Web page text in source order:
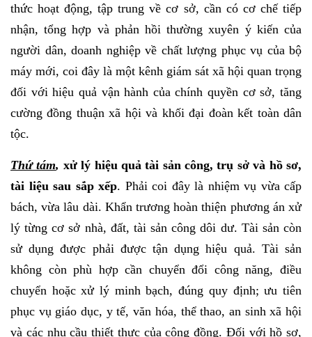
thức hoạt động, tập trung về cơ sở, cần có cơ chế tiếp
nhận, tổng hợp và phản hồi thường xuyên ý kiến của
người dân, doanh nghiệp về chất lượng phục vụ của bộ
máy mới, coi đây là một kênh giám sát xã hội quan trọng
đối với hiệu quả vận hành của chính quyền cơ sở, tăng
cường đồng thuận xã hội và khối đại đoàn kết toàn dân
tộc.
Thứ tám, xử lý hiệu quả tài sản công, trụ sở và hồ sơ,
tài liệu sau sắp xếp. Phải coi đây là nhiệm vụ vừa cấp
bách, vừa lâu dài. Khẩn trương hoàn thiện phương án xử
lý từng cơ sở nhà, đất, tài sản công dôi dư. Tài sản còn
sử dụng được phải được tận dụng hiệu quả. Tài sản
không còn phù hợp cần chuyển đổi công năng, điều
chuyển hoặc xử lý minh bạch, đúng quy định; ưu tiên
phục vụ giáo dục, y tế, văn hóa, thể thao, an sinh xã hội
và các nhu cầu thiết thực của cộng đồng. Đối với hồ sơ,